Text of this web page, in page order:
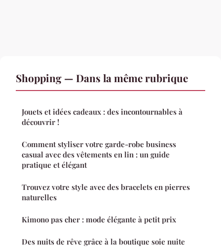
Shopping — Dans la même rubrique
Jouets et idées cadeaux : des incontournables à
découvrir !
Comment styliser votre garde-robe business
casual avec des vêtements en lin : un guide
pratique et élégant
Trouvez votre style avec des bracelets en pierres
naturelles
Kimono pas cher : mode élégante à petit prix
Des nuits de rêve grâce à la boutique soie nuite